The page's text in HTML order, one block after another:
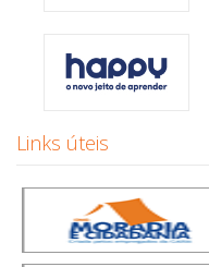
Links úteis